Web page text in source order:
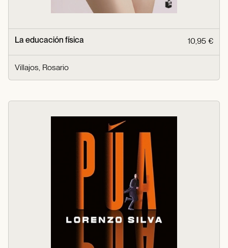
La educación física 10,95 €
Villajos, Rosario